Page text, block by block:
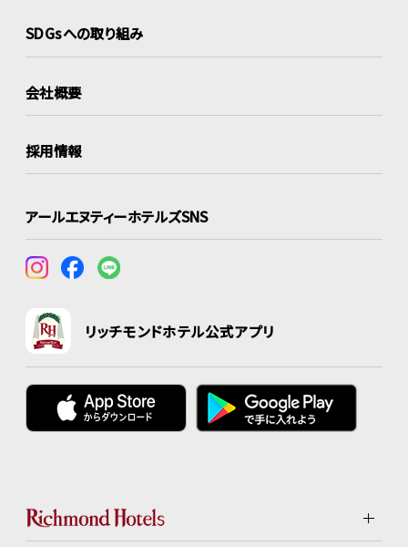
SDGsへの取り組み
会社概要
採用情報
アールエヌティーホテルズSNS
リッチモンドホテル公式アプリ